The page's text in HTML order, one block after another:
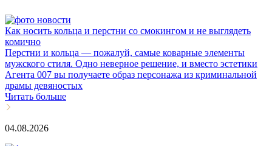
Как носить кольца и перстни со смокингом и не выглядеть
комично
Перстни и кольца — пожалуй, самые коварные элементы
мужского стиля. Одно неверное решение, и вместо эстетики
Агента 007 вы получаете образ персонажа из криминальной
драмы девяностых
Читать больше
04.08.2026